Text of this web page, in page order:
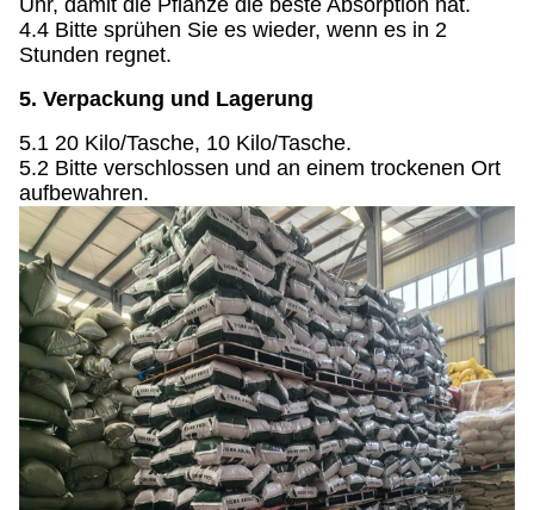
Uhr, damit die Pflanze die beste Absorption hat.
4.4 Bitte sprühen Sie es wieder, wenn es in 2
Stunden regnet.
5. Verpackung und Lagerung
5.1 20 Kilo/Tasche, 10 Kilo/Tasche.
5.2 Bitte verschlossen und an einem trockenen Ort
aufbewahren.